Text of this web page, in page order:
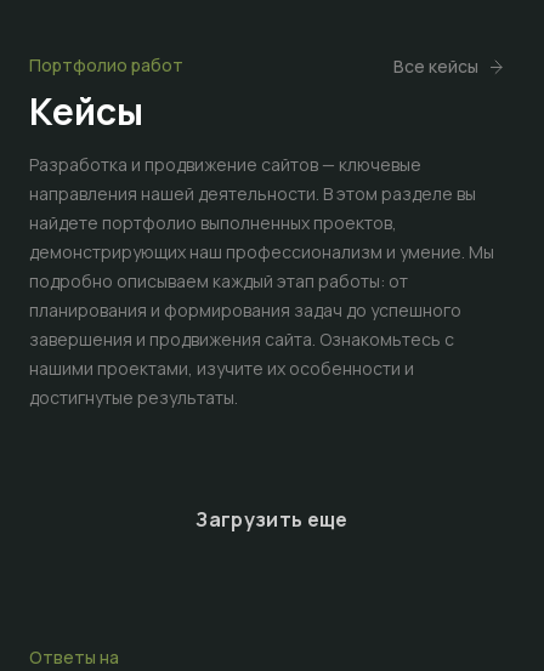
Портфолио работ
Кейсы
Все кейсы
Разработка и продвижение сайтов — ключевые
направления нашей деятельности. В этом разделе вы
найдете портфолио выполненных проектов,
демонстрирующих наш профессионализм и умение. Мы
подробно описываем каждый этап работы: от
планирования и формирования задач до успешного
завершения и продвижения сайта. Ознакомьтесь с
нашими проектами, изучите их особенности и
достигнутые результаты.
Загрузить еще
Ответы на